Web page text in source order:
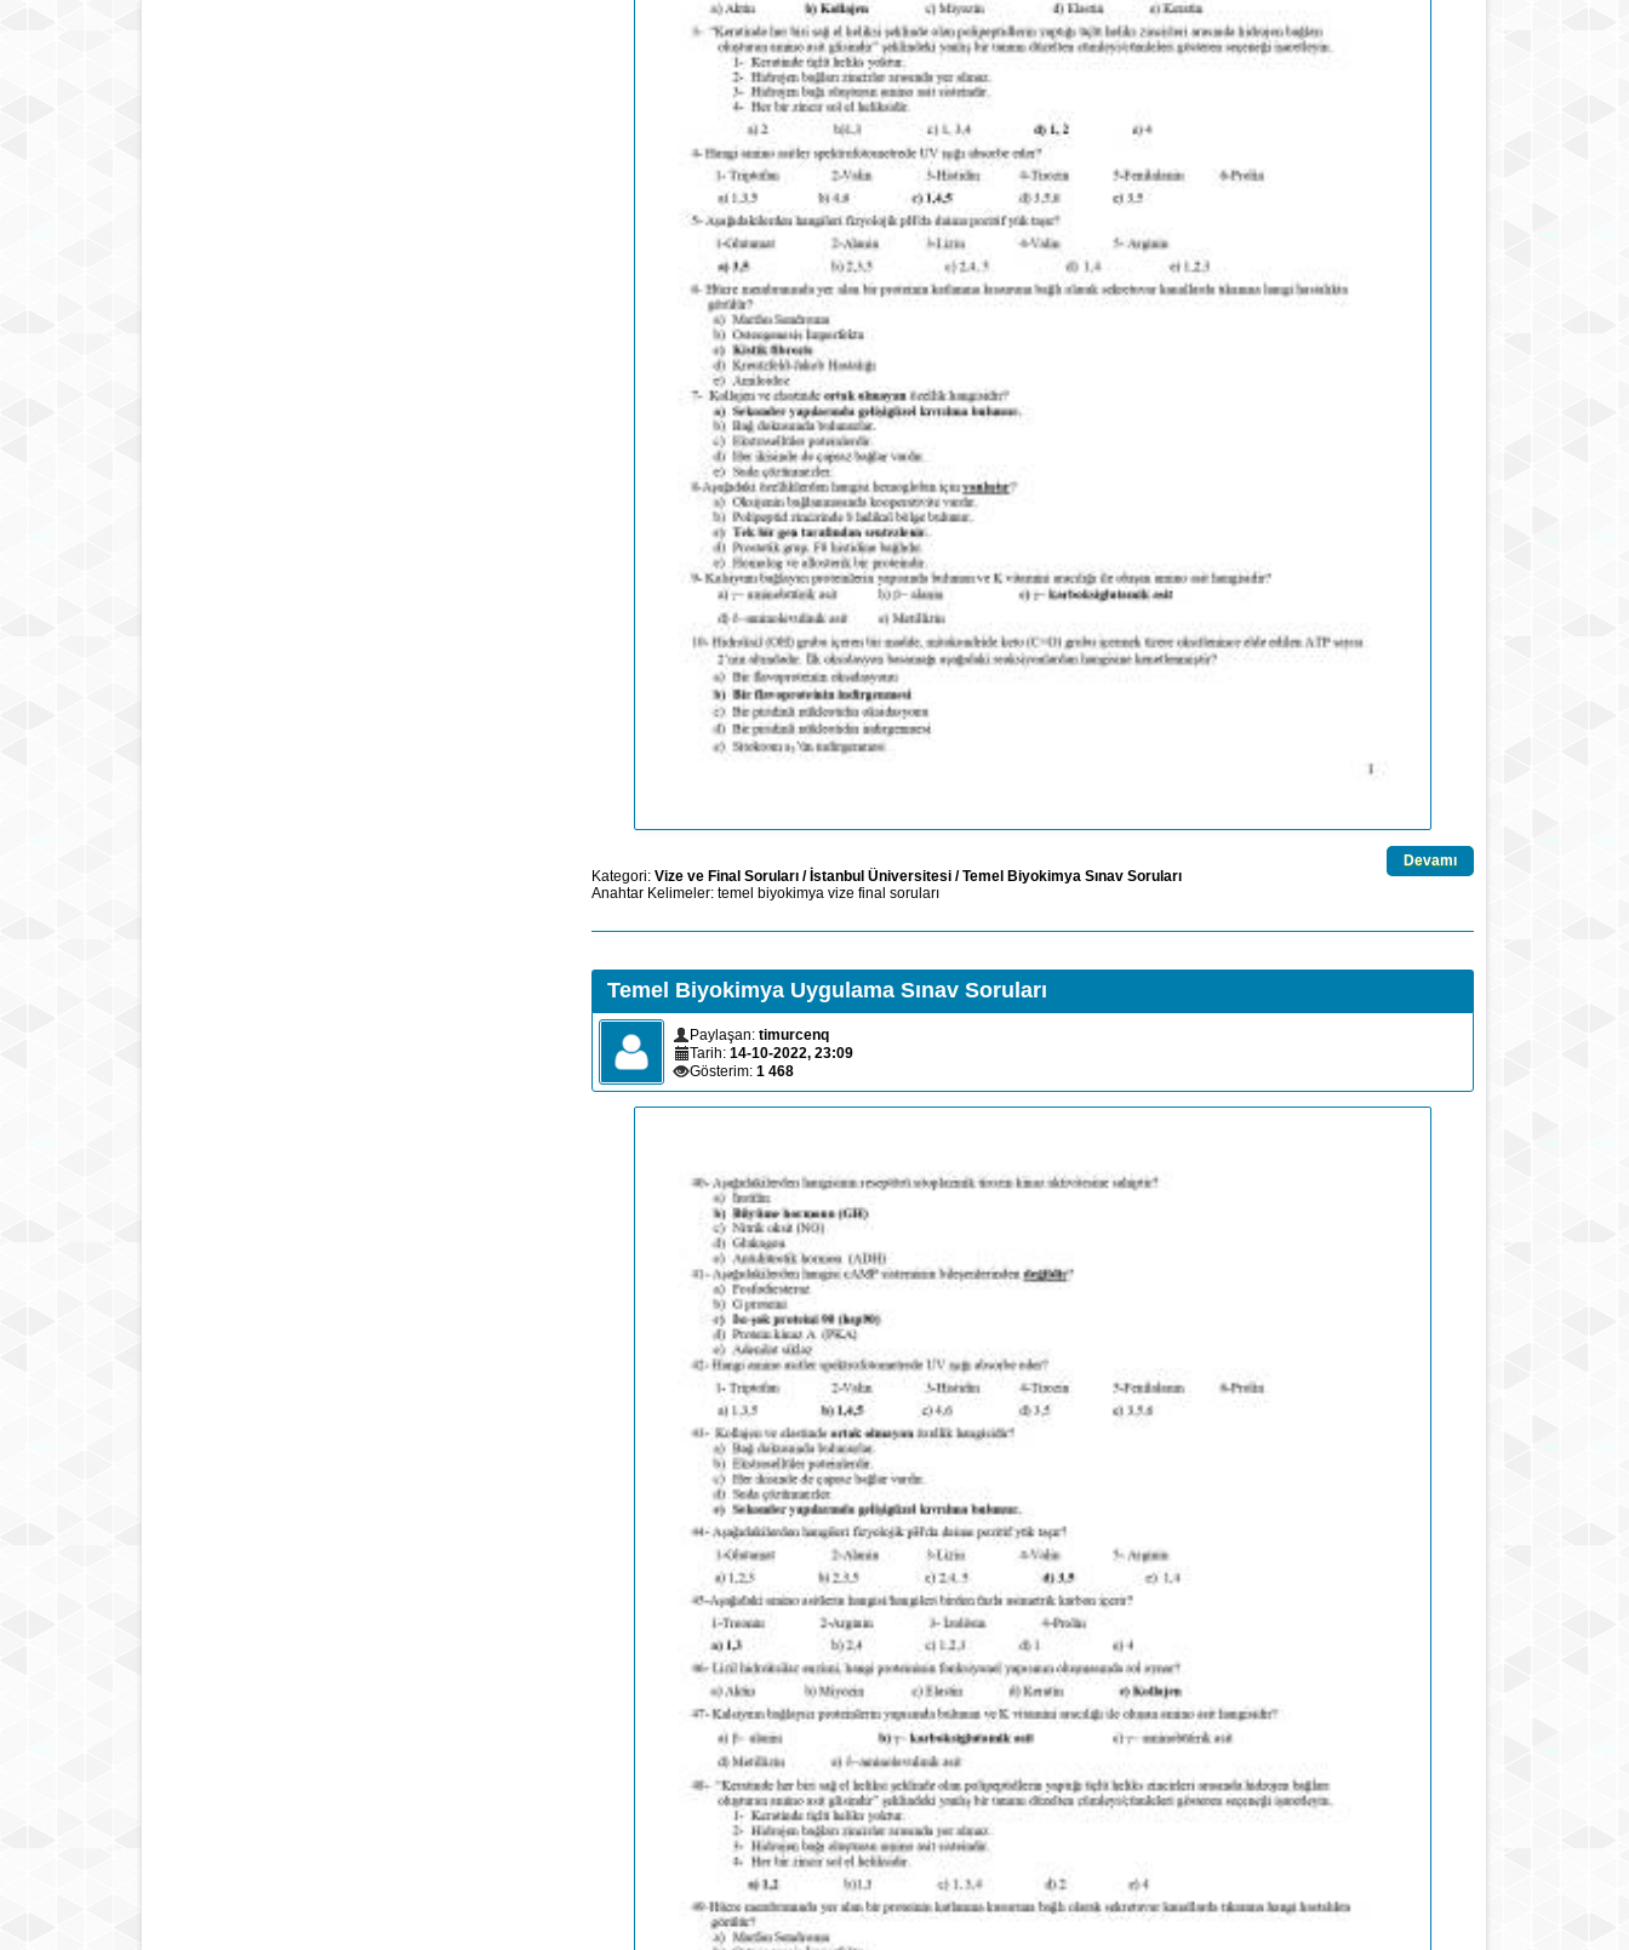
Devamı
Kategori: Vize ve Final Soruları /İstanbul Üniversitesi /Temel Biyokimya Sınav Soruları
Anahtar Kelimeler: temel biyokimya vize final soruları
Temel Biyokimya Uygulama Sınav Soruları
Paylaşan: timurcenq
Tarih: 14-10-2022, 23:09
Gösterim: 1 468